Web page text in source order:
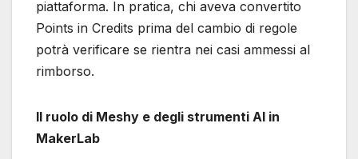
piattaforma. In pratica, chi aveva convertito
Points in Credits prima del cambio di regole
potrà verificare se rientra nei casi ammessi al
rimborso.
Il ruolo di Meshy e degli strumenti AI in
MakerLab